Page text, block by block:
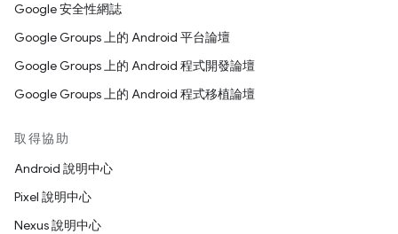
Google 安全性網誌
Google Groups 上的 Android 平台論壇
Google Groups 上的 Android 程式開發論壇
Google Groups 上的 Android 程式移植論壇
取得協助
Android 說明中心
Pixel 說明中心
Nexus 說明中心